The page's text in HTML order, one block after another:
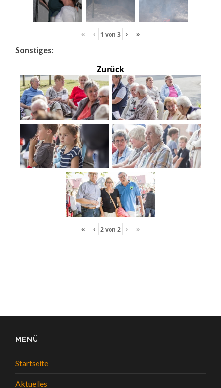
« ‹ 1 von 3 › »
Sonstiges:
Zurück
« ‹ 2von 2 › »
MENÜ
Startseite
Aktuelles